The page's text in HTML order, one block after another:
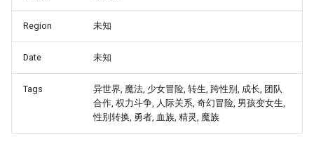
Region 未知
Date 未知
Tags
异世界, 魔法, 少女冒险, 转生, 跨性别, 成长, 团队
合作, 权力斗争, 人际关系, 奇幻冒险, 男孩变女生,
性别转换, 勇者, 血族, 精灵, 魔族